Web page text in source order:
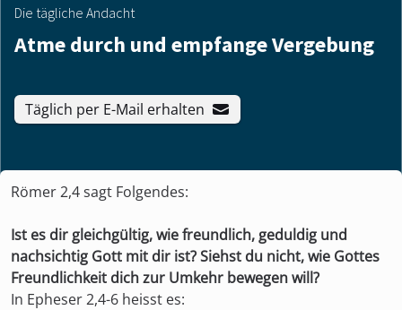
Die tägliche Andacht
Atme durch und empfange Vergebung
Täglich per E-Mail erhalten
Römer 2,4 sagt Folgendes:
Ist es dir gleichgültig, wie freundlich, geduldig und
nachsichtig Gott mit dir ist? Siehst du nicht, wie Gottes
Freundlichkeit dich zur Umkehr bewegen will?
In Epheser 2,4-6 heisst es: